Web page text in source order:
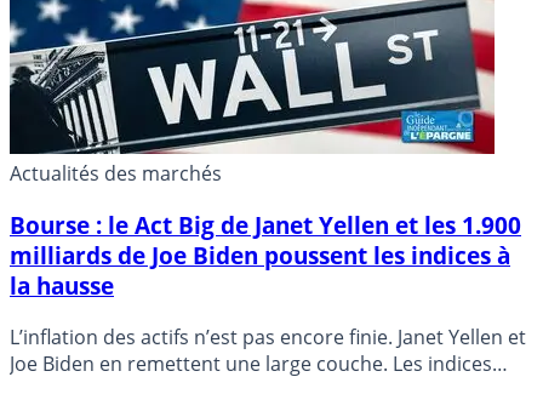
Actualités des marchés
Bourse : le Act Big de Janet Yellen et les 1.900
milliards de Joe Biden poussent les indices à
la hausse
L’inflation des actifs n’est pas encore finie. Janet Yellen et
Joe Biden en remettent une large couche. Les indices